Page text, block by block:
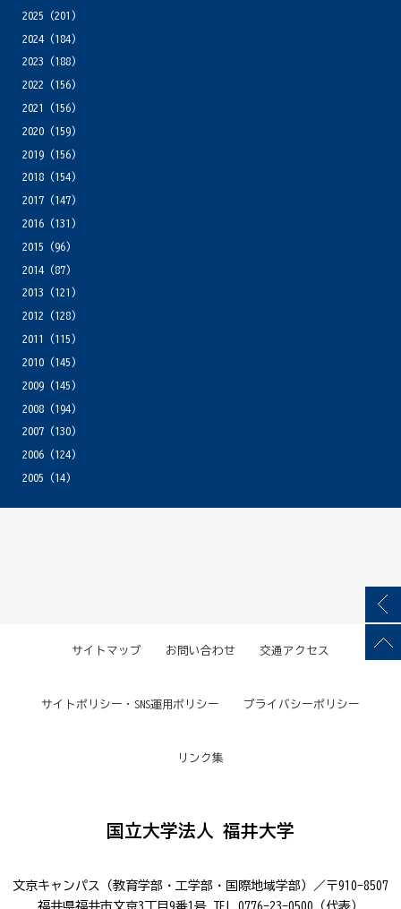
2025 (201)
2024(184)
2023 (188)
2022 (156)
2021
(156)
2020(159)
2019(156)
2018(154)
2017(147)
2016(131)
2015 (96)
2014(87)
2013 (121)
2012 (128)
2011
(115)
2010(145)
2009(145)
2008(194)
2007(130)
2006(124)
2005 (14)
サイトマップ お問い合わせ 交通アクセス
サイトポリシー・SNS運用ポリシー プライバシーポリシー
リンク集
国立大学法人 福井大学
文京キャンパス（教育学部・工学部・国際地域学部）／〒910-8507
福井県福井市文京3丁目9番1号 TEL.0776-23-0500（代表）